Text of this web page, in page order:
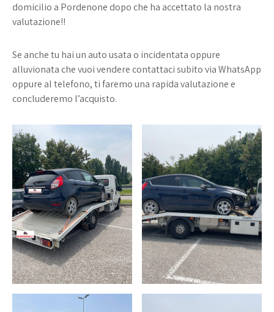
domicilio a Pordenone dopo che ha accettato la nostra
valutazione!!
Se anche tu hai un auto usata o incidentata oppure
alluvionata che vuoi vendere contattaci subito via WhatsApp
oppure al telefono, ti faremo una rapida valutazione e
concluderemo l’acquisto.